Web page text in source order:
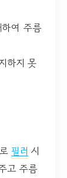
여 주름
하지 못
필러 시
고 주름